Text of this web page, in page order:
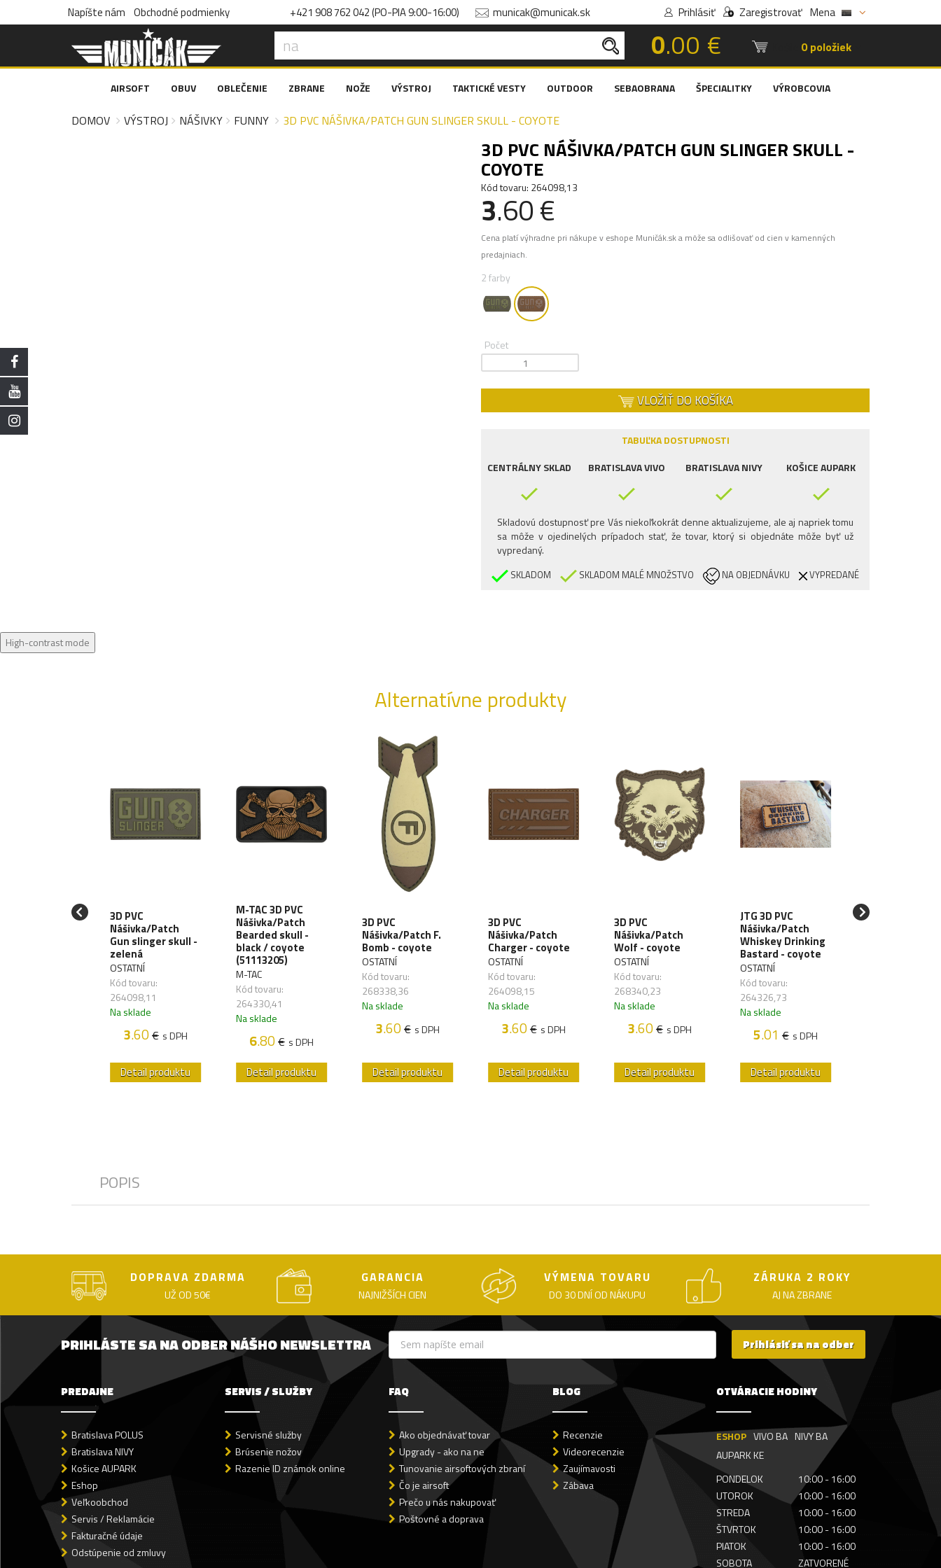
Napíšte nám Obchodné podmienky +421 908 762 042 (PO-PIA 9:00-16:00) municak@municak.sk Prihlásiť Zaregistrovať Mena
0.00 € 0 položiek
AIRSOFT OBUV OBLEČENIE ZBRANE NOŽE VÝSTROJ TAKTICKÉ VESTY OUTDOOR SEBAOBRANA ŠPECIALITKY VÝROBCOVIA
DOMOV VÝSTROJ NÁŠIVKY FUNNY 3D PVC NÁŠIVKA/PATCH GUN SLINGER SKULL - COYOTE
3D PVC NÁŠIVKA/PATCH GUN SLINGER SKULL -
COYOTE
Kód tovaru: 264098,13
3.60 €
Cena platí výhradne pri nákupe v eshope Muničák.sk a môže sa odlišovať od cien v kamenných
predajniach.
2 farby
Počet
VLOŽIŤ DO KOŠÍKA
TABUĽKA DOSTUPNOSTI
CENTRÁLNY SKLAD
BRATISLAVA VIVO BRATISLAVA NIVY KOŠICE AUPARK
Skladovú dostupnosť pre Vás niekoľkokrát denne aktualizujeme, ale aj napriek tomu
sa môže v ojedinelých prípadoch stať, že tovar, ktorý si objednáte môže byť už
vypredaný.
SKLADOM SKLADOM MALÉ MNOŽSTVO NA OBJEDNÁVKU VYPREDANÉ
High-contrast mode
Alternatívne produkty
3D PVC
Nášivka/Patch
Gun slinger skull -
zelená
OSTATNÍ
Kód tovaru:
264098,11
Na sklade
3.60€ s DPH
Detail produktu
M-TAC 3D PVC
Nášivka/Patch
Bearded skull -
black / coyote
(51113205)
M-TAC
Kód tovaru:
264330,41
Na sklade
6.80€ s DPH
Detail produktu
3D PVC
Nášivka/Patch F.
Bomb - coyote
OSTATNÍ
Kód tovaru:
268338,36
Na sklade
3.60€ s DPH
Detail produktu
3D PVC
Nášivka/Patch
Charger - coyote
OSTATNÍ
Kód tovaru:
264098,15
Na sklade
3.60€ s DPH
Detail produktu
3D PVC
Nášivka/Patch
Wolf - coyote
OSTATNÍ
Kód tovaru:
268340,23
Na sklade
3.60€ s DPH
Detail produktu
JTG 3D PVC
Nášivka/Patch
Whiskey Drinking
Bastard - coyote
OSTATNÍ
Kód tovaru:
264326,73
Na sklade
5.01 € s DPH
Detail produktu
GFC 3D PVC
POPIS
DOPRAVA ZDARMA
UŽ OD 50€
GARANCIA
NAJNIŽŠÍCH CIEN
VÝMENA TOVARU
DO 30 DNÍ OD NÁKUPU
ZÁRUKA 2 ROKY
AJ NA ZBRANE
PRIHLÁSTE SA NA ODBER NÁŠHO NEWSLETTRA Prihlásiť sa na odber
PREDAJNE
Bratislava POLUS
Bratislava NIVY
Košice AUPARK
Eshop
Veľkoobchod
Servis / Reklamácie
Fakturačné údaje
Odstúpenie od zmluvy
SERVIS / SLUŽBY
Servisné služby
Brúsenie nožov
Razenie ID známok online
FAQ
Ako objednávať tovar
Upgrady - ako na ne
Tunovanie airsoftových zbraní
Čo je airsoft
Prečo u nás nakupovať
Poštovné a doprava
BLOG
Recenzie
Videorecenzie
Zaujímavosti
Zábava
OTVÁRACIE HODINY
ESHOP VIVO BA NIVY BA
AUPARK KE
PONDELOK
10:00 - 16:00
UTOROK
10:00 - 16:00
STREDA
10:00 - 16:00
ŠTVRTOK
10:00 - 16:00
PIATOK
10:00 - 16:00
SOBOTA
ZATVORENÉ